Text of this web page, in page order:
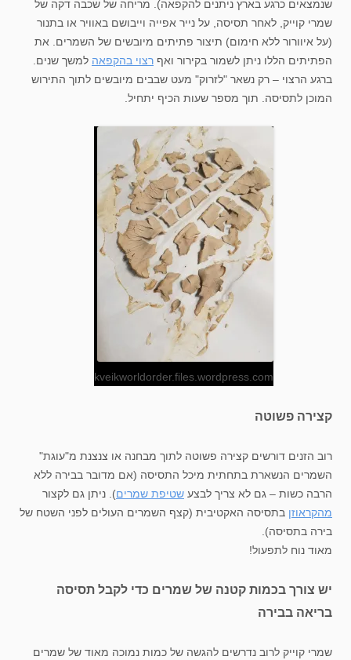
שנמצאים כרגע בארץ ניתנים להקפאה). מריחה של שכבה דקה של
שמרי קוייק, לאחר תסיסה, על נייר אפייה וייבושם באוויר או בתנור
(על איוורור ללא חימום) תיצור פתיתים מיובשים של השמרים. את
הפתיתים הללו ניתן לשמור בקירור ואף רצוי בהקפאה למשך שנים.
ברגע הרצוי – רק נשאר "לזרוק" מעט שבבים מיובשים לתוך התירוש
המוכן לתסיסה. תוך מספר שעות הכיף יתחיל.
kveikworldorder.files.wordpress.com
קצירה פשוטה
רוב הזנים דורשים קצירה פשוטה לתוך מבחנה או צנצנת מ"עוגת"
השמרים הנשארת בתחתית מיכל התסיסה (אם מדובר בבירה ללא
הרבה כשות – גם לא צריך לבצע שטיפת שמרים). ניתן גם לקצור
מהקראוזן בתסיסה האקטיבית (קצף השמרים העולים לפני השטח של
בירה בתסיסה).
מאוד נוח לתפעול!
יש צורך בכמות קטנה של שמרים כדי לקבל תסיסה
בריאה בבירה
שמרי קוייק לרוב נדרשים להגשה של כמות נמוכה מאוד של שמרים